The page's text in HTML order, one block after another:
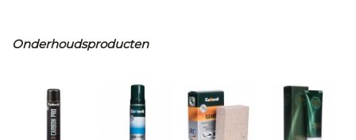
Onderhoudsproducten